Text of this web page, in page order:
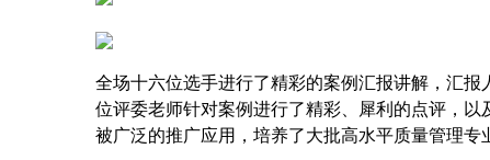
全场十六位选手进行了精彩的案例汇报讲解，汇
位评委老师针对案例进行了精彩、犀利的点评 ，
被广泛的推广应用，培养了大批高水平质量管理专